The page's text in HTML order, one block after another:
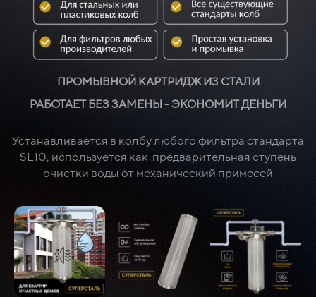
ПРОМЫВНОЙ КАРТРИДЖ ИЗ СТАЛИ
РАБОТАЕТ БЕЗ ЗАМЕНЫ - ЭКОНОМИТ ДЕНЬГИ
Устанавливается в колбу любого фильтра стандарта
SL10, используется как предварительная ступень
очистки воды от механический примесей